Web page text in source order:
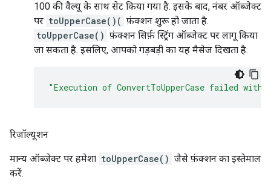
100 की वैल्यू के साथ सेट किया गया है. इसके बाद, नंबर ऑब्जेक्ट
पर toUpperCase()( फ़ंक्शन शुरू हो जाता है.
toUpperCase() फ़ंक्शन सिर्फ़ स्ट्रिंग ऑब्जेक्ट पर लागू किया
जा सकता है. इसलिए, आपको गड़बड़ी का यह मैसेज दिखता है:
"Execution of ConvertToUpperCase failed
रिज़ॉल्यूशन
मान्य ऑब्जेक्ट पर हमेशा toUpperCase() जैसे फ़ंक्शन का इस्तेमाल
करें.